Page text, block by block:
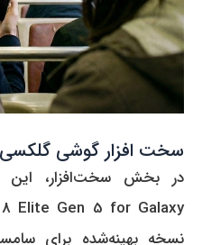
سخت افزار گوشی گلکسی s26 ultra
در بخش سخت‌افزار،
نسخه بهینه‌شده برای